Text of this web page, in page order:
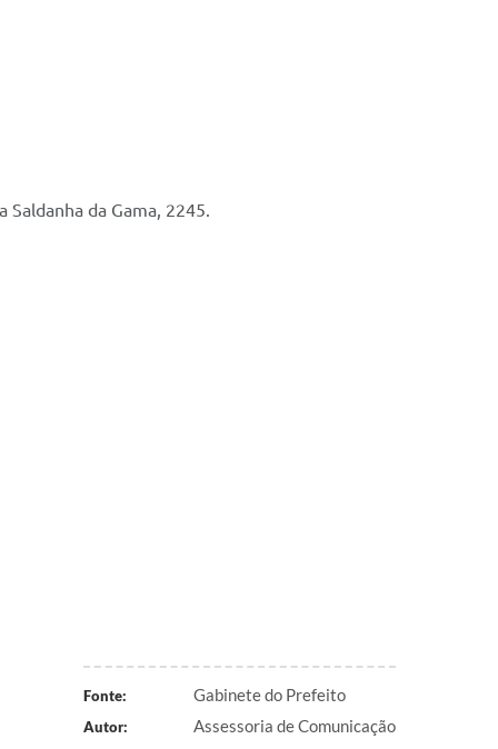
da Gama, 2245.
Fonte: Gabinete do Prefeito
Autor: Assessoria de Comunicação